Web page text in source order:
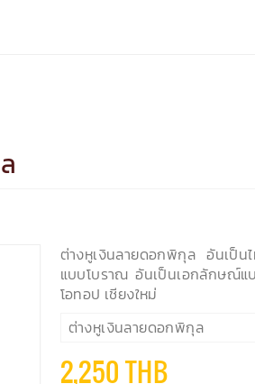
ต่างหูเงินลายดอกพิกุล อันเป็
แบบโบราณ อันเป็นเอกลักษณ์
โอทอป เชียงใหม่
ต่างหูเงินลายดอกพิกุล
2,250 THB